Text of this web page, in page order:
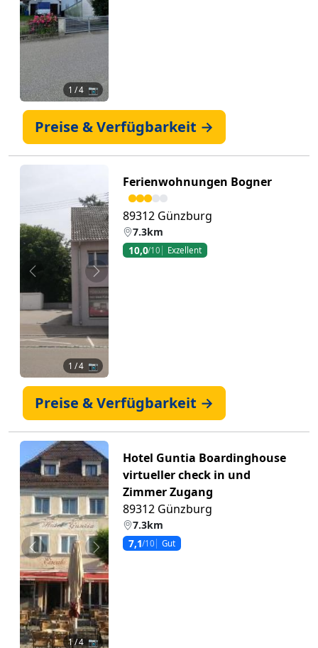
1 / 4 📷
Preise & Verfügbarkeit →
Zurück Weiter
1 / 4 📷
Ferienwohnungen Bogner
89312 Günzburg
7.3km
10,0/10 Exzellent
Preise & Verfügbarkeit →
Zurück Weiter
1/ 4 📷
Hotel Guntia Boardinghouse
virtueller check in und
Zimmer Zugang
89312 Günzburg
7.3km
7,1/10 Gut